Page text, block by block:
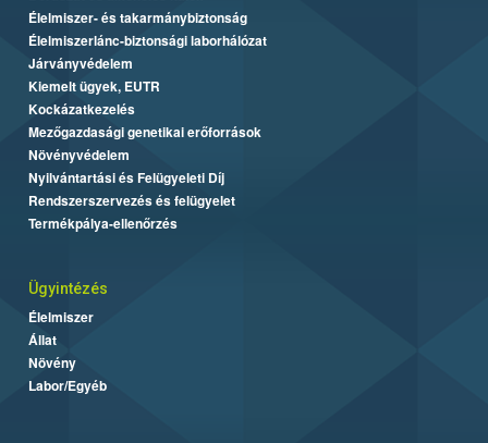
Élelmiszer- és takarmánybiztonság
Élelmiszerlánc-biztonsági laborhálózat
Járványvédelem
Kiemelt ügyek, EUTR
Kockázatkezelés
Mezőgazdasági genetikai erőforrások
Növényvédelem
Nyilvántartási és Felügyeleti Díj
Rendszerszervezés és felügyelet
Termékpálya-ellenőrzés
Ügyintézés
Élelmiszer
Állat
Növény
Labor/Egyéb